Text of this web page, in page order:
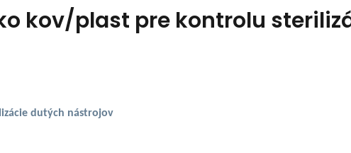
kov/plast pre kontrolu
dutých nástrojov